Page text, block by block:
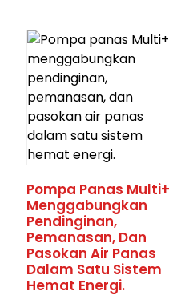
Pompa Panas Multi+
Menggabungkan
Pendinginan,
Pemanasan, Dan
Pasokan Air Panas
Dalam Satu Sistem
Hemat Energi.